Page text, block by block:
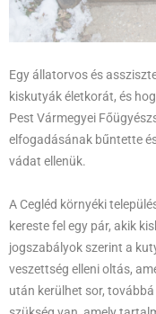
Egy állatorvos és
kiskutyák életkorát, és
Pest Vármegyei
elfogadásának bűntette
vádat ellenük.
A Cegléd környéki
kereste fel egy pár, akik
jogszabályok szerint a
veszettség elleni oltás,
után kerülhet sor,